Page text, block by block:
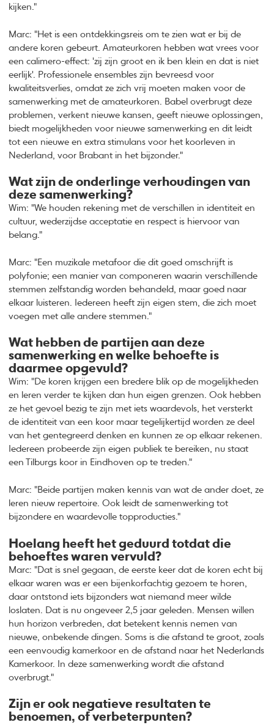
kijken."
Marc: "Het is een ontdekkingsreis om te zien wat er bij de
andere koren gebeurt. Amateurkoren hebben wat vrees voor
een calimero-effect: 'zij zijn groot en ik ben klein en dat is niet
eerlijk'. Professionele ensembles zijn bevreesd voor
kwaliteitsverlies, omdat ze zich vrij moeten maken voor de
samenwerking met de amateurkoren. Babel overbrugt deze
problemen, verkent nieuwe kansen, geeft nieuwe oplossingen,
biedt mogelijkheden voor nieuwe samenwerking en dit leidt
tot een nieuwe en extra stimulans voor het koorleven in
Nederland, voor Brabant in het bijzonder."
Wat zijn de onderlinge verhoudingen van
deze samenwerking?
Wim: "We houden rekening met de verschillen in identiteit en
cultuur, wederzijdse acceptatie en respect is hiervoor van
belang."
Marc: "Een muzikale metafoor die dit goed omschrijft is
polyfonie; een manier van componeren waarin verschillende
stemmen zelfstandig worden behandeld, maar goed naar
elkaar luisteren. Iedereen heeft zijn eigen stem, die zich moet
voegen met alle andere stemmen."
Wat hebben de partijen aan deze
samenwerking en welke behoefte is
daarmee opgevuld?
Wim: "De koren krijgen een bredere blik op de mogelijkheden
en leren verder te kijken dan hun eigen grenzen. Ook hebben
ze het gevoel bezig te zijn met iets waardevols, het versterkt
de identiteit van een koor maar tegelijkertijd worden ze deel
van het gentegreerd denken en kunnen ze op elkaar rekenen.
Iedereen probeerde zijn eigen publiek te bereiken, nu staat
een Tilburgs koor in Eindhoven op te treden."
Marc: "Beide partijen maken kennis van wat de ander doet, ze
leren nieuw repertoire. Ook leidt de samenwerking tot
bijzondere en waardevolle topproducties."
Hoelang heeft het geduurd totdat die
behoeftes waren vervuld?
Marc: "Dat is snel gegaan, de eerste keer dat de koren echt bij
elkaar waren was er een bijenkorfachtig gezoem te horen,
daar ontstond iets bijzonders wat niemand meer wilde
loslaten. Dat is nu ongeveer 2,5 jaar geleden. Mensen willen
hun horizon verbreden, dat betekent kennis nemen van
nieuwe, onbekende dingen. Soms is die afstand te groot, zoals
een eenvoudig kamerkoor en de afstand naar het Nederlands
Kamerkoor. In deze samenwerking wordt die afstand
overbrugt."
Zijn er ook negatieve resultaten te
benoemen, of verbeterpunten?